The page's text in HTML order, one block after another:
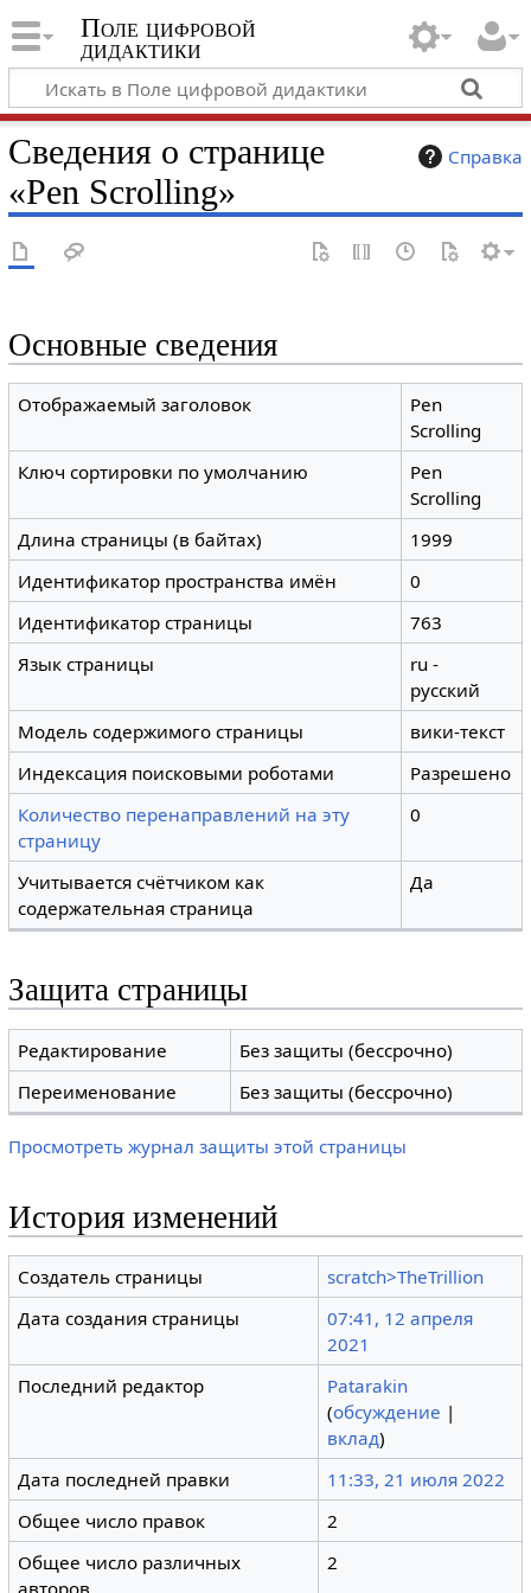
Поле цифровой
дидактики
Справка
Сведения о странице
«Pen Scrolling»
Основные сведения
Отображаемый заголовок
Pen
Scrolling
Ключ сортировки по умолчанию
Pen
Scrolling
Длина страницы (в байтах)
1999
Идентификатор пространства имён
0
Идентификатор страницы
763
Язык страницы
ru -
русский
Модель содержимого страницы
вики-текст
Индексация поисковыми роботами
Разрешено
Количество перенаправлений на эту
страницу
0
Учитывается счётчиком как
содержательная страница
Да
Защита страницы
Редактирование
Без защиты (бессрочно)
Переименование
Без защиты (бессрочно)
Просмотреть журнал защиты этой страницы
История изменений
Создатель страницы
scratch>TheTrillion
Дата создания страницы
07:41, 12 апреля
2021
Последний редактор
Patarakin
(обсуждение |
вклад)
Дата последней правки
11:33, 21 июля 2022
Общее число правок
2
Общее число различных
2